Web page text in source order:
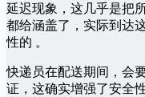
延迟现象，这几乎是把
都给涵盖了，实际到达
性的 。
快递员在配送期间，会
证，这确实增强了安全